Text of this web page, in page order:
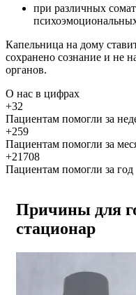
при различных
Капельница на дому
сохранено сознание и не
органов.
О нас в цифрах
+32
Пациентам помогли за
+259
Пациентам помогли за
+21708
Пациентам помогли за год
Причины для
стационар